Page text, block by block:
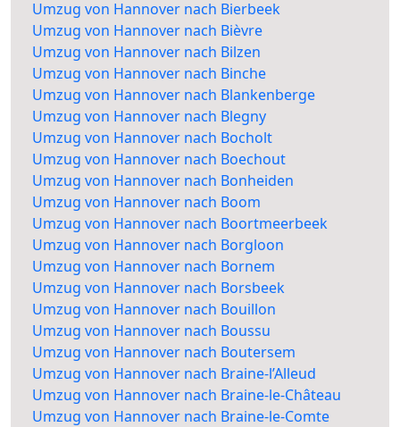
Umzug von Hannover nach Bierbeek
Umzug von Hannover nach Bièvre
Umzug von Hannover nach Bilzen
Umzug von Hannover nach Binche
Umzug von Hannover nach Blankenberge
Umzug von Hannover nach Blegny
Umzug von Hannover nach Bocholt
Umzug von Hannover nach Boechout
Umzug von Hannover nach Bonheiden
Umzug von Hannover nach Boom
Umzug von Hannover nach Boortmeerbeek
Umzug von Hannover nach Borgloon
Umzug von Hannover nach Bornem
Umzug von Hannover nach Borsbeek
Umzug von Hannover nach Bouillon
Umzug von Hannover nach Boussu
Umzug von Hannover nach Boutersem
Umzug von Hannover nach Braine-l’Alleud
Umzug von Hannover nach Braine-le-Château
Umzug von Hannover nach Braine-le-Comte